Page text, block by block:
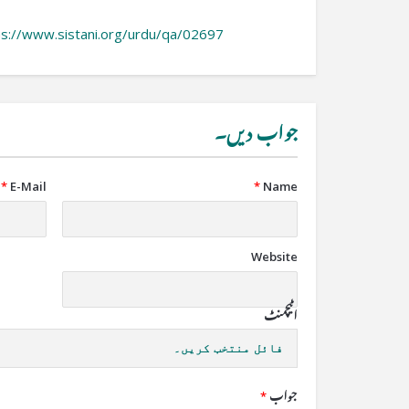
www.sistani.org/urdu/qa/02697
جواب دیں۔
Name
*
E-Mail
*
Website
اٹیچمنٹ
فائل منتخب کریں۔
جواب *